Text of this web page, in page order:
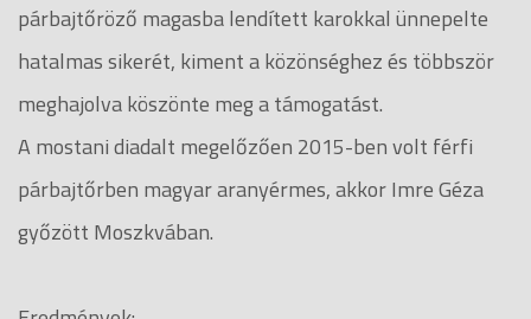
párbajtőröző magasba lendített karokkal ünnepelte
hatalmas sikerét, kiment a közönséghez és többször
meghajolva köszönte meg a támogatást.
A mostani diadalt megelőzően 2015-ben volt férfi
párbajtőrben magyar aranyérmes, akkor Imre Géza
győzött Moszkvában.